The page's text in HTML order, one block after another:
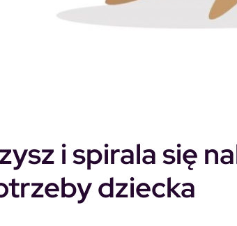
i spirala się
dziecka